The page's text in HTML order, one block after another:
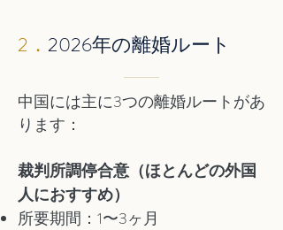
2． 2026年の離婚ルート
中国には主に3つの離婚ルートがあ
ります：
裁判所調停合意（ほとんどの外国
人におすすめ）
所要期間：1〜3ヶ月